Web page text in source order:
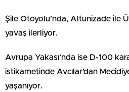
Şile Otoyolu’nda, Altunizade ile
yavaş ilerliyor.
Avrupa Yakası’nda ise D-100
istikametinde Avcılar’dan
yaşanıyor.